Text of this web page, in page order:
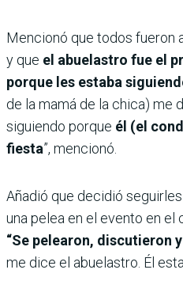
Mencionó que todos fueron
y que el abuelastro fue el
porque les estaba
de la mamá de la chica) me
siguiendo porque él (el
fiesta”, mencionó.
Añadió que decidió
una pelea en el evento en el
“Se pelearon, discutieron
me dice el abuelastro. Él